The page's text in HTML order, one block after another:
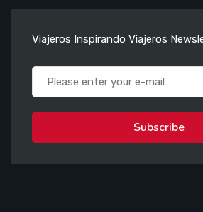
Viajeros Inspirando Viajeros
Subscribe